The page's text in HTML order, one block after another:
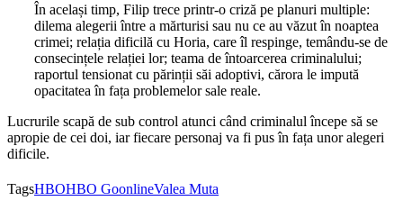
În același timp, Filip trece printr-o criză pe planuri multiple:
dilema alegerii între a mărturisi sau nu ce au văzut în noaptea
crimei; relația dificilă cu Horia, care îl respinge, temându-se de
consecințele relației lor; teama de întoarcerea criminalului;
raportul tensionat cu părinții săi adoptivi, cărora le impută
opacitatea în fața problemelor sale reale.
Lucrurile scapă de sub control atunci când criminalul începe să se
apropie de cei doi, iar fiecare personaj va fi pus în fața unor alegeri
dificile.
TagsHBOHBO GoonlineValea Muta